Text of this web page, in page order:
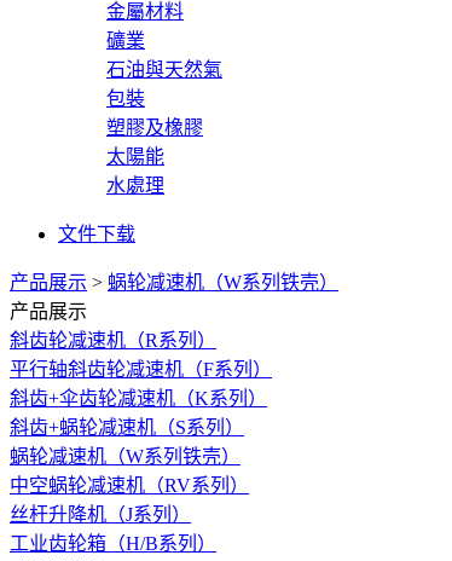
金屬材料
礦業
石油與天然氣
包裝
塑膠及橡膠
太陽能
水處理
文件下载
产品展示 > 蜗轮减速机（W系列铁壳）
产品展示
斜齿轮减速机（R系列）
平行轴斜齿轮减速机（F系列）
斜齿+伞齿轮减速机（K系列）
斜齿+蜗轮减速机（S系列）
蜗轮减速机（W系列铁壳）
中空蜗轮减速机（RV系列）
丝杆升降机（J系列）
工业齿轮箱（H/B系列）